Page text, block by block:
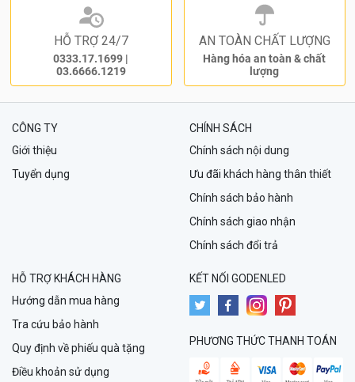
HỖ TRỢ 24/7
0333.17.1699 |
03.6666.1219
AN TOÀN CHẤT LƯỢNG
Hàng hóa an toàn & chất
lượng
CÔNG TY
Giới thiệu
Tuyển dụng
CHÍNH SÁCH
Chính sách nội dung
Ưu đãi khách hàng thân thiết
Chính sách bảo hành
Chính sách giao nhận
Chính sách đổi trả
HỖ TRỢ KHÁCH HÀNG
Hướng dẫn mua hàng
Tra cứu bảo hành
Quy định về phiếu quà tặng
Điều khoản sử dụng
KẾT NỐI GODENLED
PHƯƠNG THỨC THANH TOÁN